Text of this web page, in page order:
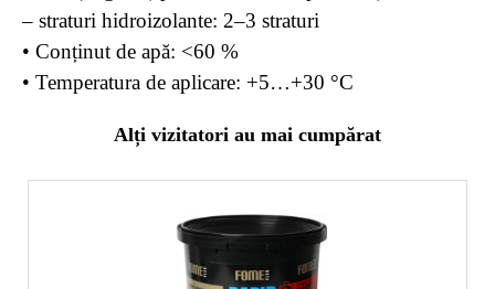
– straturi hidroizolante: 2–3 straturi
• Conținut de apă: <60 %
• Temperatura de aplicare: +5…+30 °C
Alți vizitatori au mai cumpărat